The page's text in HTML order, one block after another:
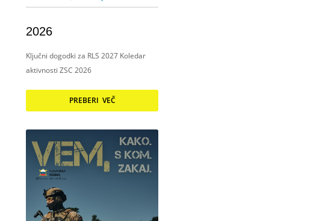
2026
Ključni dogodki za RLS 2027 Koledar
aktivnosti ZSC 2026
PREBERI VEČ